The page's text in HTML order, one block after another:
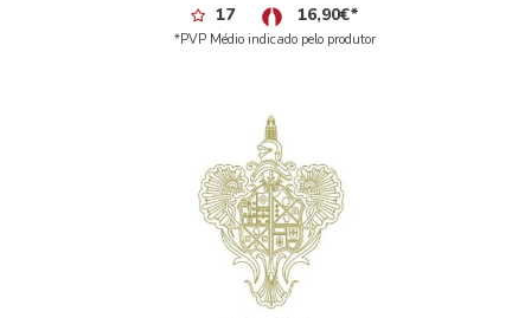
17 16,90€*
*PVP Médio indicado pelo produtor